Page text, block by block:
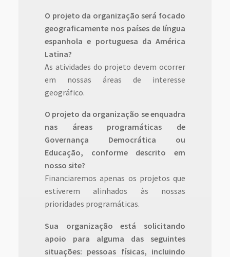
O projeto da organização será focado
geograficamente nos países de língua
espanhola e portuguesa da América
Latina?
As atividades do projeto devem ocorrer
em nossas áreas de interesse
geográfico.
O projeto da organização se enquadra
nas áreas programáticas de
Governança Democrática ou
Educação, conforme descrito em
nosso site?
Financiaremos apenas os projetos que
estiverem alinhados às nossas
prioridades programáticas.
Sua organização está solicitando
apoio para alguma das seguintes
situações: pessoas físicas, incluindo